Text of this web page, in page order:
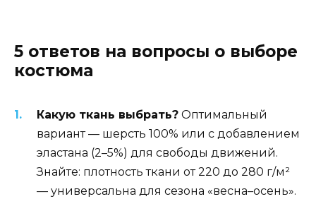
5 ответов на вопросы о выборе
костюма
Какую ткань выбрать? Оптимальный
вариант — шерсть 100% или с добавлением
эластана (2–5%) для свободы движений.
Знайте: плотность ткани от 220 до 280 г/м²
— универсальна для сезона «весна–осень».